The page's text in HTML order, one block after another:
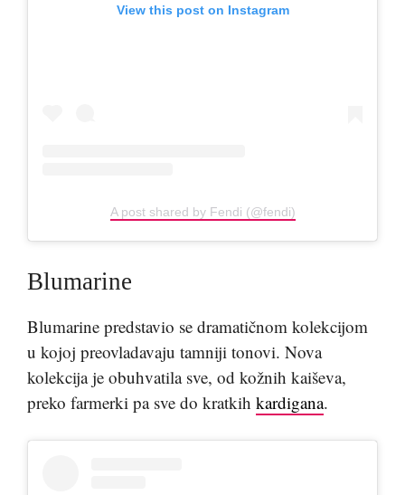
View this post on Instagram
A post shared by Fendi (@fendi)
Blumarine
Blumarine predstavio se dramatičnom kolekcijom
u kojoj preovladavaju tamniji tonovi. Nova
kolekcija je obuhvatila sve, od kožnih kaiševa,
preko farmerki pa sve do kratkih kardigana.